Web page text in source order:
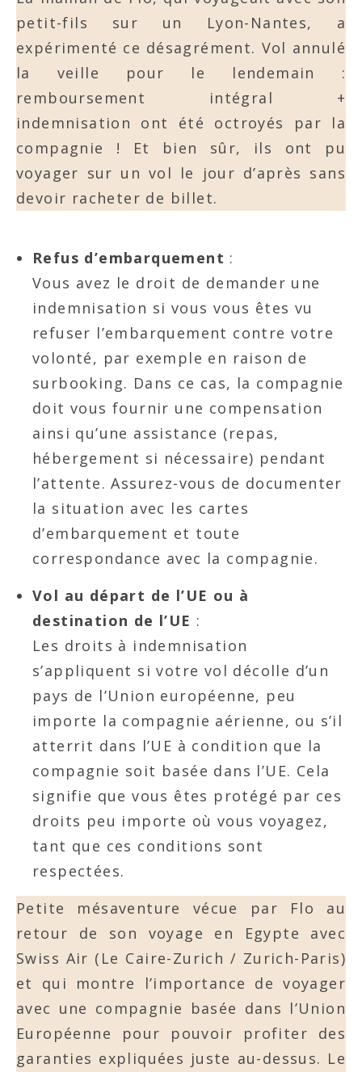
petit-fils sur un Lyon-Nantes, a
expérimenté ce désagrément. Vol annulé
la veille pour le lendemain :
remboursement intégral +
indemnisation ont été octroyés par la
compagnie ! Et bien sûr, ils ont pu
voyager sur un vol le jour d’après sans
devoir racheter de billet.
Refus d’embarquement :
Vous avez le droit de demander une
indemnisation si vous vous êtes vu
refuser l’embarquement contre votre
volonté, par exemple en raison de
surbooking. Dans ce cas, la compagnie
doit vous fournir une compensation
ainsi qu’une assistance (repas,
hébergement si nécessaire) pendant
l’attente. Assurez-vous de documenter
la situation avec les cartes
d’embarquement et toute
correspondance avec la compagnie.
Vol au départ de l’UE ou à
destination de l’UE :
Les droits à indemnisation
s’appliquent si votre vol décolle d’un
pays de l’Union européenne, peu
importe la compagnie aérienne, ou s’il
atterrit dans l’UE à condition que la
compagnie soit basée dans l’UE. Cela
signifie que vous êtes protégé par ces
droits peu importe où vous voyagez,
tant que ces conditions sont
respectées.
Petite mésaventure vécue par Flo au
retour de son voyage en Egypte avec
Swiss Air (Le Caire-Zurich / Zurich-Paris)
et qui montre l’importance de voyager
avec une compagnie basée dans l’Union
Européenne pour pouvoir profiter des
garanties expliquées juste au-dessus. Le